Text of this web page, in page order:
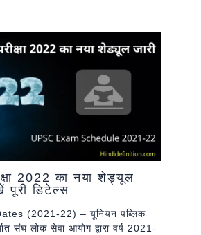
2022 का नया शेड्यूल
पूरी डिटेल्स
(2021-22) – यूनियन पब्लिक
संघ लोक सेवा आयोग द्वारा वर्ष 2021-